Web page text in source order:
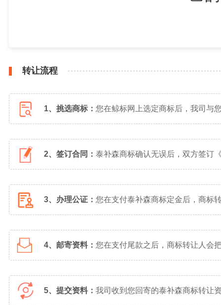
转让流程
1、挑选商标： 您在鲸标网上选定商标后，我司与
2、签订合同： 泰补森商标确认无误后，双方签订
3、办理公证： 您在支付泰补森商标定金后，商标
4、邮寄资料： 您在支付尾款之后，商标转让人会
5、提交资料： 我司收到您回寄的泰补森商标转让